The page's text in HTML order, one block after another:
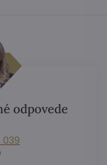
odpovede
039